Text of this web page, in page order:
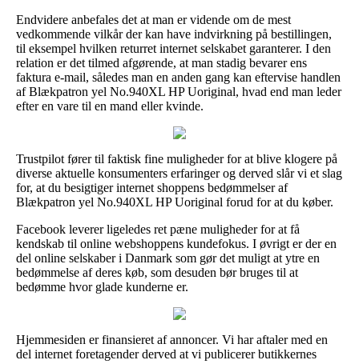
Endvidere anbefales det at man er vidende om de mest
vedkommende vilkår der kan have indvirkning på bestillingen,
til eksempel hvilken returret internet selskabet garanterer. I den
relation er det tilmed afgørende, at man stadig bevarer ens
faktura e-mail, således man en anden gang kan eftervise handlen
af Blækpatron yel No.940XL HP Uoriginal, hvad end man leder
efter en vare til en mand eller kvinde.
Trustpilot fører til faktisk fine muligheder for at blive klogere på
diverse aktuelle konsumenters erfaringer og derved slår vi et slag
for, at du besigtiger internet shoppens bedømmelser af
Blækpatron yel No.940XL HP Uoriginal forud for at du køber.
Facebook leverer ligeledes ret pæne muligheder for at få
kendskab til online webshoppens kundefokus. I øvrigt er der en
del online selskaber i Danmark som gør det muligt at ytre en
bedømmelse af deres køb, som desuden bør bruges til at
bedømme hvor glade kunderne er.
Hjemmesiden er finansieret af annoncer. Vi har aftaler med en
del internet foretagender derved at vi publicerer butikkernes